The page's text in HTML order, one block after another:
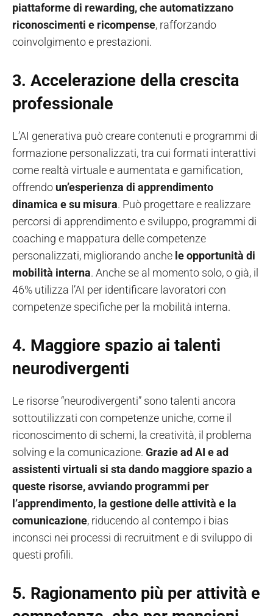
piattaforme di rewarding, che automatizzano
riconoscimenti e ricompense, rafforzando
coinvolgimento e prestazioni.
3. Accelerazione della crescita
professionale
L’AI generativa può creare contenuti e programmi di
formazione personalizzati, tra cui formati interattivi
come realtà virtuale e aumentata e gamification,
offrendo un’esperienza di apprendimento
dinamica e su misura. Può progettare e realizzare
percorsi di apprendimento e sviluppo, programmi di
coaching e mappatura delle competenze
personalizzati, migliorando anche le opportunità di
mobilità interna. Anche se al momento solo, o già, il
46% utilizza l’AI per identificare lavoratori con
competenze specifiche per la mobilità interna.
4. Maggiore spazio ai talenti
neurodivergenti
Le risorse “neurodivergenti” sono talenti ancora
sottoutilizzati con competenze uniche, come il
riconoscimento di schemi, la creatività, il problema
solving e la comunicazione. Grazie ad AI e ad
assistenti virtuali si sta dando maggiore spazio a
queste risorse, avviando programmi per
l’apprendimento, la gestione delle attività e la
comunicazione, riducendo al contempo i bias
inconsci nei processi di recruitment e di sviluppo di
questi profili.
5. Ragionamento più per attività e